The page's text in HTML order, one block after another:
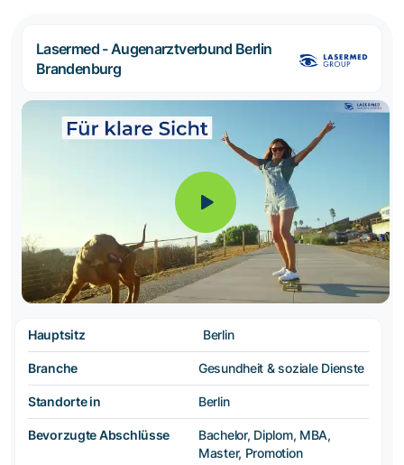
Lasermed - Augenarztverbund Berlin
Brandenburg
Hauptsitz Berlin
Branche Gesundheit & soziale Dienste
Standorte in Berlin
Bevorzugte Abschlüsse
Bachelor, Diplom, MBA,
Master, Promotion